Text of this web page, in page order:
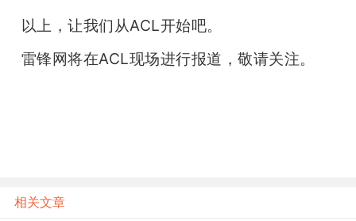
以上，让我们从ACL开始吧。
雷锋网将在ACL现场进行报道，敬请关注。
相关文章